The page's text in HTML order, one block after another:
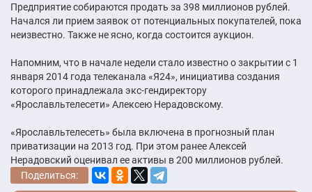
Предприятие собираются продать за 398 миллионов рублей.
Начался ли прием заявок от потенциальных покупателей, пока
неизвестно. Также не ясно, когда состоится аукцион.
Напомним, что в начале недели стало известно о закрытии с 1
января 2014 года телеканала «Я24», инициатива создания
которого принадлежала экс-гендиректору
«Ярославльтелесети» Алексею Нерадовскому.
«Ярославльтелесеть» была включена в прогнозный план
приватизации на 2013 год. При этом ранее Алексей
Нерадовский оценивал ее активы в 200 миллионов рублей.
Поделиться: